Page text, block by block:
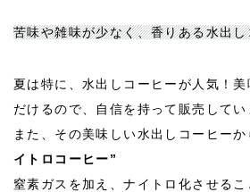
苦味や雑味が少なく、香りある水出
夏は特に、水出しコーヒーが人気！
だけるので、自信を持って販売してい
また、その美味しい水出しコーヒーか
イトロコーヒー”
窒素ガスを加え、ナイトロ化させる